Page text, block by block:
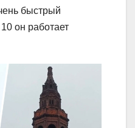
быстрый
он работает